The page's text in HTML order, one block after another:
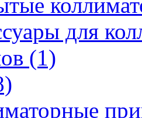
для
(1)